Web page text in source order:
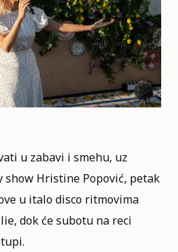
u zabavi i smehu, uz
show Hristine Popović, petak
u italo disco ritmovima
dok će subotu na reci